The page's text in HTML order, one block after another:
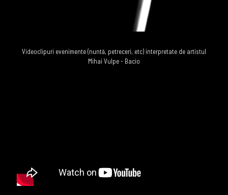
Videoclipuri evenimente (nuntă, petreceri, etc) interpretate de artistul
Mihai Vulpe - Bacio